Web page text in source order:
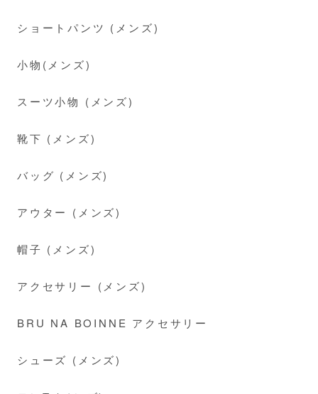
ショートパンツ (メンズ)
小物(メンズ)
スーツ小物 (メンズ)
靴下 (メンズ)
バッグ (メンズ)
アウター (メンズ)
帽子 (メンズ)
アクセサリー (メンズ)
BRU NA BOINNE アクセサリー
シューズ (メンズ)